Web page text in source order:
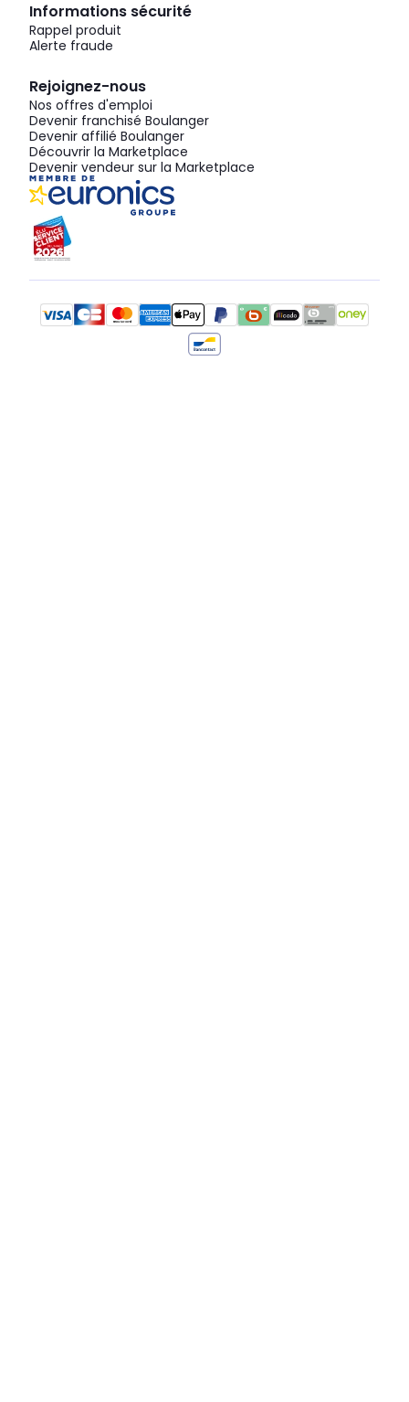
Informations sécurité
Rappel produit
Alerte fraude
Rejoignez-nous
Nos offres d'emploi
Devenir franchisé Boulanger
Devenir affilié Boulanger
Découvrir la Marketplace
Devenir vendeur sur la Marketplace